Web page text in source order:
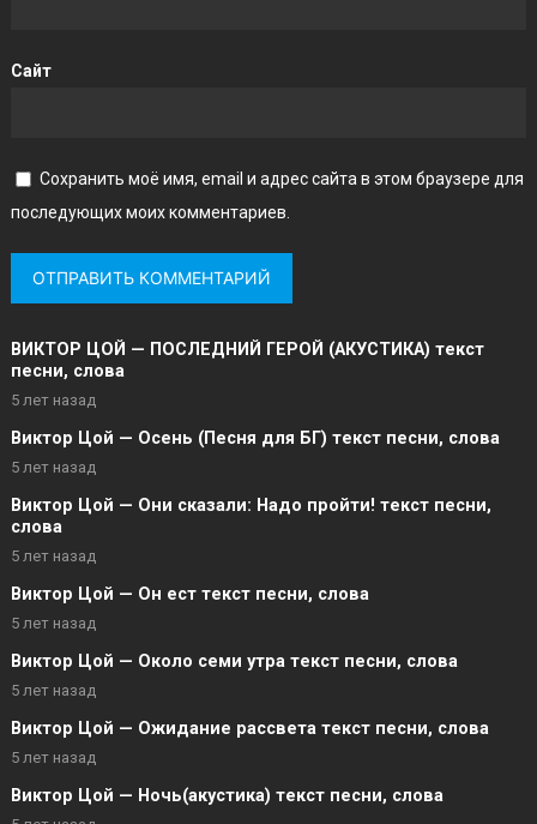
Сайт
Сохранить моё имя, email и адрес сайта в этом браузере для
последующих моих комментариев.
ВИКТОР ЦОЙ — ПОСЛЕДНИЙ ГЕРОЙ (АКУСТИКА) текст
песни, слова
5 лет назад
Виктор Цой — Осень (Песня для БГ) текст песни, слова
5 лет назад
Виктор Цой — Они сказали: Надо пройти! текст песни,
слова
5 лет назад
Виктор Цой — Он ест текст песни, слова
5 лет назад
Виктор Цой — Около семи утра текст песни, слова
5 лет назад
Виктор Цой — Ожидание рассвета текст песни, слова
5 лет назад
Виктор Цой — Ночь(акустика) текст песни, слова